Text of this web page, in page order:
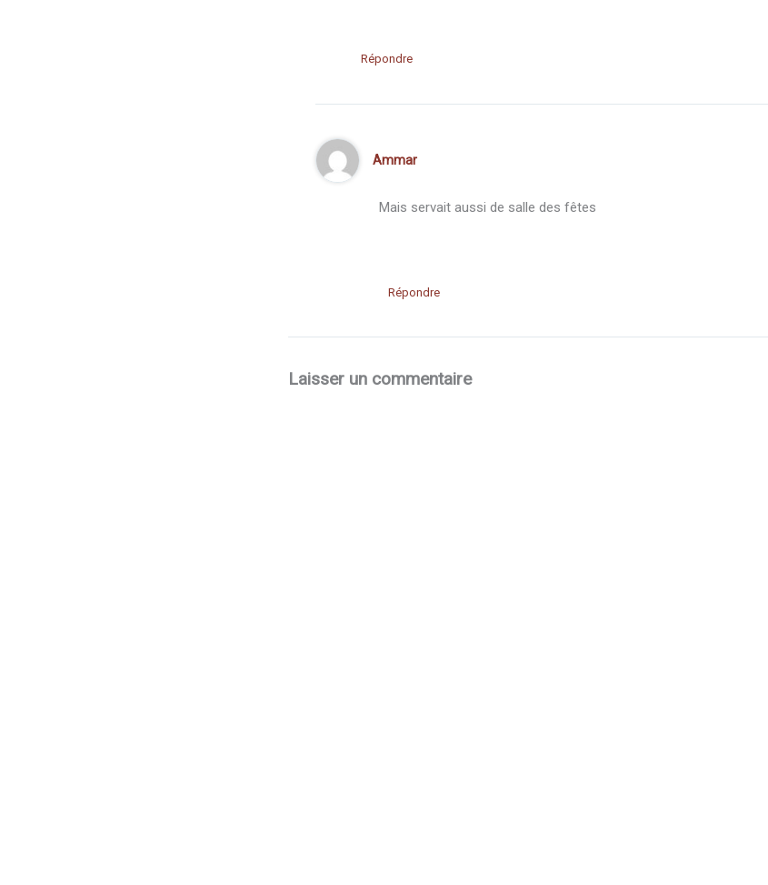
Répondre
Ammar
Mais servait aussi de salle des fêtes
Répondre
Laisser un commentaire